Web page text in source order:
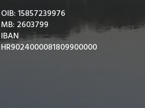
OIB: 15857239976
MB: 2603799
IBAN
HR9024000081809900000